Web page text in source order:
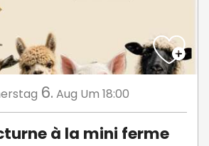
6. Aug Um 18:00
à la mini ferme